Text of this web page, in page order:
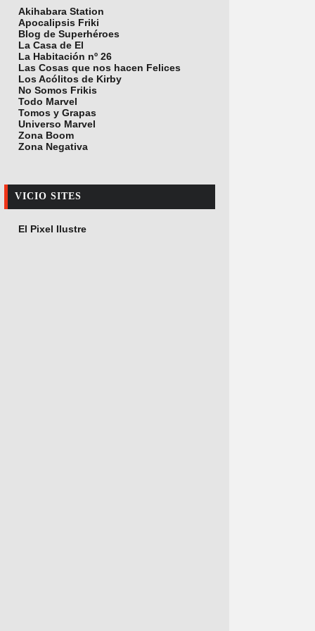
Akihabara Station
Apocalipsis Friki
Blog de Superhéroes
La Casa de El
La Habitación nº 26
Las Cosas que nos hacen Felices
Los Acólitos de Kirby
No Somos Frikis
Todo Marvel
Tomos y Grapas
Universo Marvel
Zona Boom
Zona Negativa
VICIO SITES
El Pixel Ilustre